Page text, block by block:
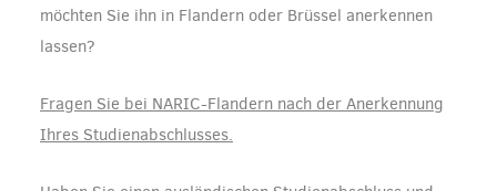
möchten Sie ihn in Flandern oder Brüssel anerkennen
lassen?
Fragen Sie bei NARIC-Flandern nach der Anerkennung
Ihres Studienabschlusses.